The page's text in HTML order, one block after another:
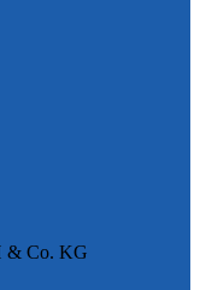
& Co. KG